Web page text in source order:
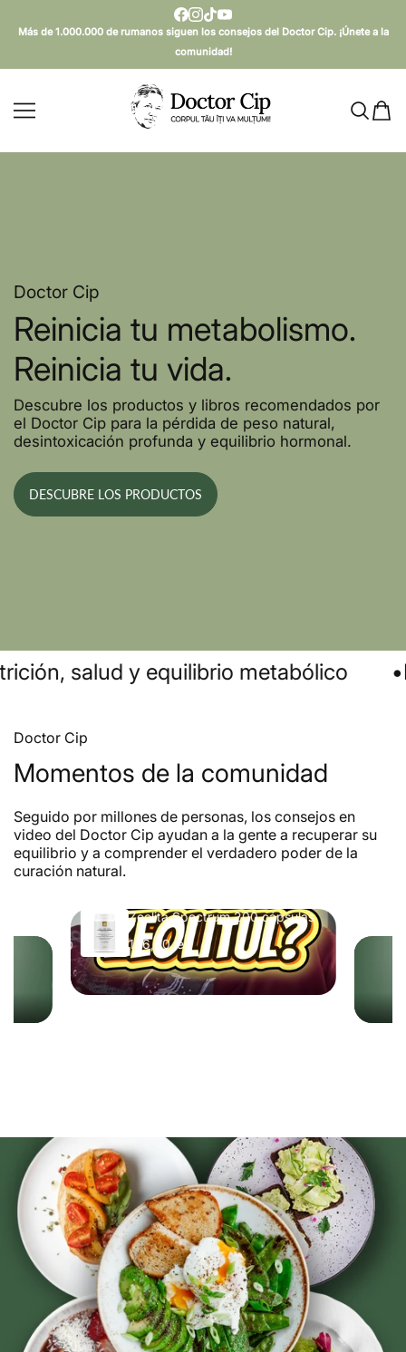
Más de 1.000.000 de rumanos siguen los consejos del Doctor Cip. ¡Únete a la
comunidad!
Doctor Cip - Corpul tău îți
Doctor Cip
Reinicia tu metabolismo.
Reinicia tu vida.
Descubre los productos y libros recomendados por
el Doctor Cip para la pérdida de peso natural,
desintoxicación profunda y equilibrio hormonal.
DESCUBRE LOS PRODUCTOS
salud y equilibrio metabólico
Doctor Cip
Momentos de la comunidad
Seguido por millones de personas, los consejos en
video del Doctor Cip ayudan a la gente a recuperar su
equilibrio y a comprender el verdadero poder de la
curación natural.
Zeolita Spectrum 200 cápsulas
196,00 lei